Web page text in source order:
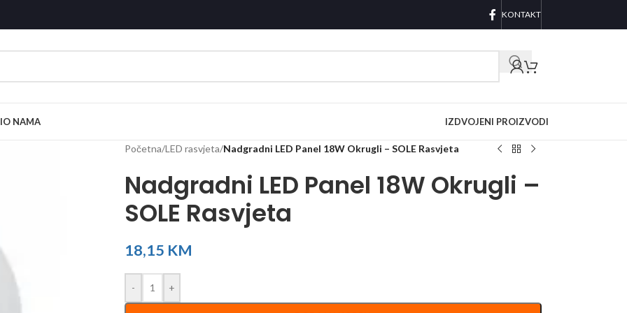
KONTAKT
O NAMA IZDVOJENI PROIZVODI
Početna/LED rasvjeta/Nadgradni LED Panel 18W Okrugli – SOLE Rasvjeta
Nadgradni LED Panel 18W Okrugli –
SOLE Rasvjeta
18,15 KM
- +